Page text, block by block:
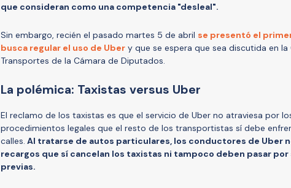
que consideran como una competencia "desleal".
Sin embargo, recién el pasado martes 5 de abril se presentó el
busca regular el uso de Uber y que se espera que sea discutida en la
Transportes de la Cámara de Diputados.
La polémica: Taxistas versus Uber
El reclamo de los taxistas es que el servicio de Uber no atraviesa por
procedimientos legales que el resto de los transportistas sí debe
calles. Al tratarse de autos particulares, los conductores de Uber
recargos que sí cancelan los taxistas ni tampoco deben pasar
previas.